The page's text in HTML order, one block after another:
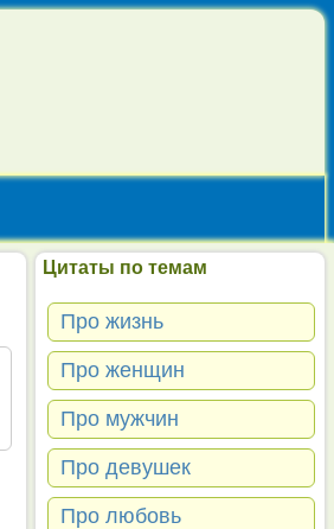
Цитаты по темам
Про жизнь
Про женщин
Про мужчин
Про девушек
Про любовь